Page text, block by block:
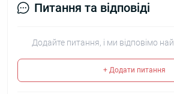
Питання та відповіді
Додайте питання, і ми відповімо
+ Додати питання